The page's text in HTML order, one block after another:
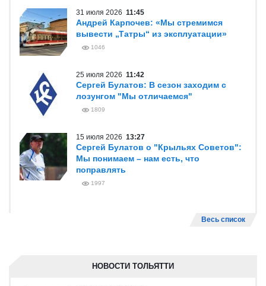
31 июля 2026 11:45
Андрей Карпочев: «Мы стремимся
вывести „Татры“ из эксплуатации»
1046
25 июля 2026 11:42
Сергей Булатов: В сезон заходим с
лозунгом "Мы отличаемся"
1809
15 июля 2026 13:27
Сергей Булатов о "Крыльях Советов":
Мы понимаем – нам есть, что
поправлять
1997
Весь список
НОВОСТИ ТОЛЬЯТТИ